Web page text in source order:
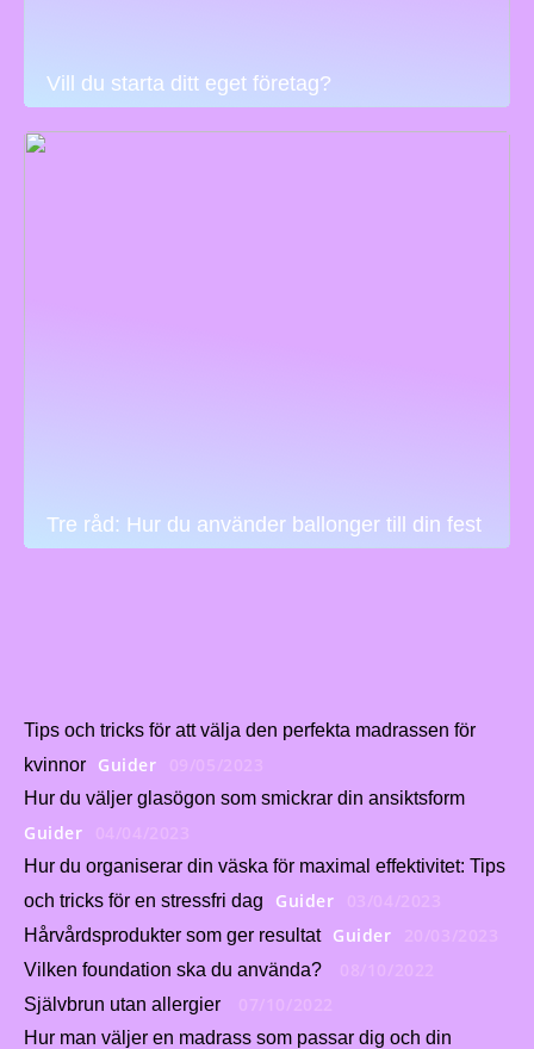
Vill du starta ditt eget företag?
Tre råd: Hur du använder ballonger till din fest
Tips och tricks för att välja den perfekta madrassen för
kvinnor
Guider
Hur du väljer glasögon som smickrar din ansiktsform
Guider
Hur du organiserar din väska för maximal effektivitet: Tips
och tricks för en stressfri dag
Guider
Hårvårdsprodukter som ger resultat Guider
Vilken foundation ska du använda?
Självbrun utan allergier
Hur man väljer en madrass som passar dig och din